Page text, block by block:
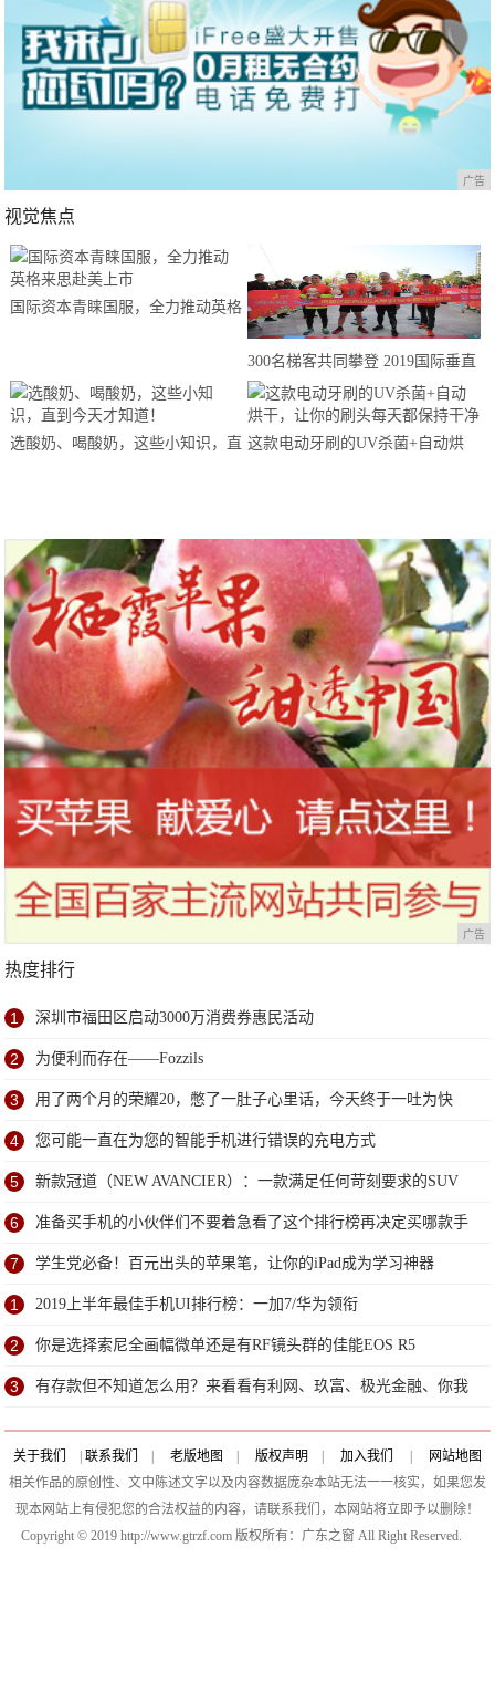
广告
视觉焦点
国际资本青睐国服，全力推动英格
300名梯客共同攀登 2019国际垂直
马拉松超级精英赛顺德海骏达中心
站欢乐开跑
选酸奶、喝酸奶，这些小知识，直 这款电动牙刷的UV杀菌+自动烘
广告
热度排行
1 深圳市福田区启动3000万消费券惠民活动
2 为便利而存在——Fozzils
3 用了两个月的荣耀20，憋了一肚子心里话，今天终于一吐为快
4 您可能一直在为您的智能手机进行错误的充电方式
5 新款冠道（NEW AVANCIER）：一款满足任何苛刻要求的SUV
6 准备买手机的小伙伴们不要着急看了这个排行榜再决定买哪款手
机吧
7 学生党必备！百元出头的苹果笔，让你的iPad成为学习神器
1 2019上半年最佳手机UI排行榜：一加7/华为领衔
2 你是选择索尼全画幅微单还是有RF镜头群的佳能EOS R5
3 有存款但不知道怎么用？来看看有利网、玖富、极光金融、你我
贷
关于我们 联系我们 老版地图 版权声明 加入我们
网站地图
相关作品的原创性、文中陈述文字以及内容数据庞杂本站无法一一核实，如果您发
现本网站上有侵犯您的合法权益的内容，请联系我们，本网站将立即予以删除！
Copyright © 2019 http://www.gtrzf.com 版权所有：广东之窗 All Right Reserved.